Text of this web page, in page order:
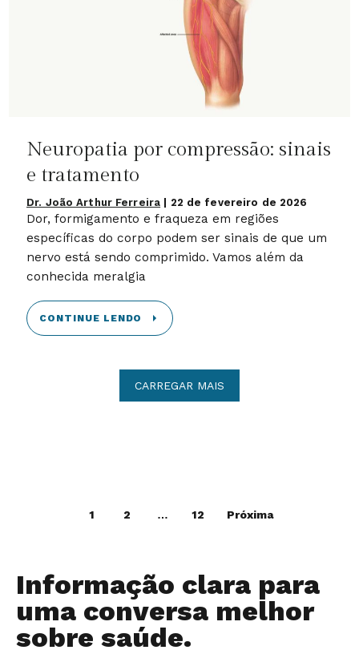
Neuropatia por compressão: sinais
e tratamento
Dr. João Arthur Ferreira 22 de fevereiro de 2026
Dor, formigamento e fraqueza em regiões
específicas do corpo podem ser sinais de que um
nervo está sendo comprimido. Vamos além da
conhecida meralgia
CONTINUE LENDO
CARREGAR MAIS
1 2 … 12 Próxima
Informação clara para
uma conversa melhor
sobre saúde.